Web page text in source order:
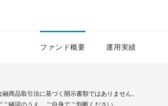
ファンド概要 運用実績
商品取引法に基づく開示書類ではありません。
確認のうえ、ご自身でご判断ください。